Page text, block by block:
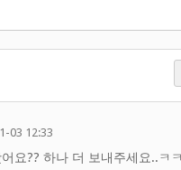
03 12:33
요?? 하나 더 보내주세요..ㅋ